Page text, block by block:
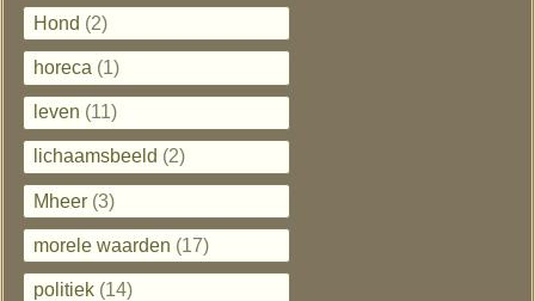
Hond (2)
horeca (1)
leven (11)
lichaamsbeeld (2)
Mheer (3)
morele waarden (17)
politiek (14)